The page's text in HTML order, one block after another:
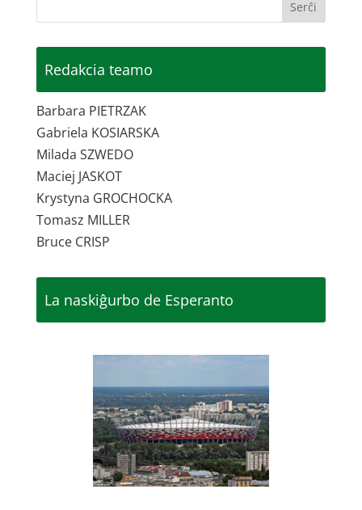
Redakcia teamo
Barbara PIETRZAK
Gabriela KOSIARSKA
Milada SZWEDO
Maciej JASKOT
Krystyna GROCHOCKA
Tomasz MILLER
Bruce CRISP
La naskiĝurbo de Esperanto